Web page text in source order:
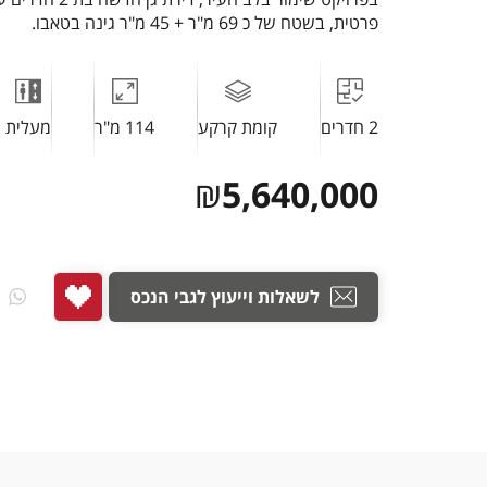
פרטית, בשטח של כ 69 מ"ר + 45 מ"ר גינה בטאבו.
2 חדרים קומת קרקע 114 מ"ר מעלית
5,640,000
₪
לשאלות וייעוץ לגבי הנכס